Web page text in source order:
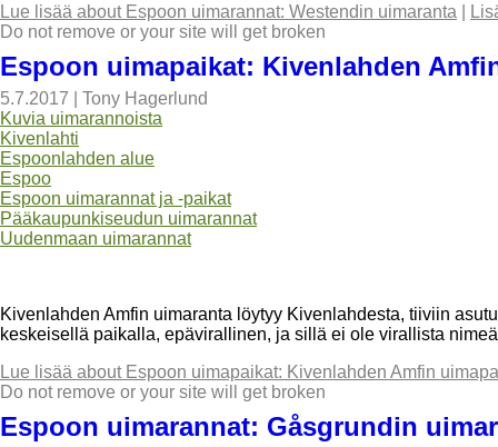
Lue lisää about Espoon uimarannat: Westendin uimaranta
Do not remove or your site will get broken
Espoon uimapaikat: Kivenlahden
5.7.2017
Tony Hagerlund
Kuvia uimarannoista
Kivenlahti
Espoonlahden alue
Espoo
Espoon uimarannat ja -paikat
Pääkaupunkiseudun uimarannat
Uudenmaan uimarannat
Kivenlahden Amfin uimaranta löytyy Kivenlahdesta, tiiviin
keskeisellä paikalla, epävirallinen, ja sillä ei ole virallista
Lue lisää about Espoon uimapaikat: Kivenlahden Amfin
Do not remove or your site will get broken
Espoon uimarannat: Gåsgrundin